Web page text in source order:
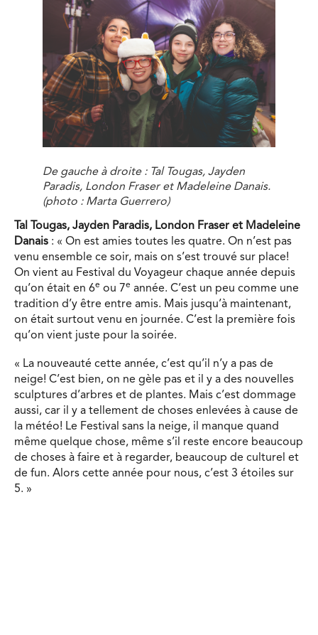
De gauche à droite : Tal Tougas, Jayden
Paradis, London Fraser et Madeleine Danais.
(photo : Marta Guerrero)
Tal Tougas, Jayden Paradis, London Fraser et Madeleine
Danais : « On est amies toutes les quatre. On n’est pas
venu ensemble ce soir, mais on s’est trouvé sur place!
On vient au Festival du Voyageur chaque année depuis
qu’on était en 6e ou 7e année. C’est un peu comme une
tradition d’y être entre amis. Mais jusqu’à maintenant,
on était surtout venu en journée. C’est la première fois
qu’on vient juste pour la soirée.
« La nouveauté cette année, c’est qu’il n’y a pas de
neige! C’est bien, on ne gèle pas et il y a des nouvelles
sculptures d’arbres et de plantes. Mais c’est dommage
aussi, car il y a tellement de choses enlevées à cause de
la météo! Le Festival sans la neige, il manque quand
même quelque chose, même s’il reste encore beaucoup
de choses à faire et à regarder, beaucoup de culturel et
de fun. Alors cette année pour nous, c’est 3 étoiles sur
5. »